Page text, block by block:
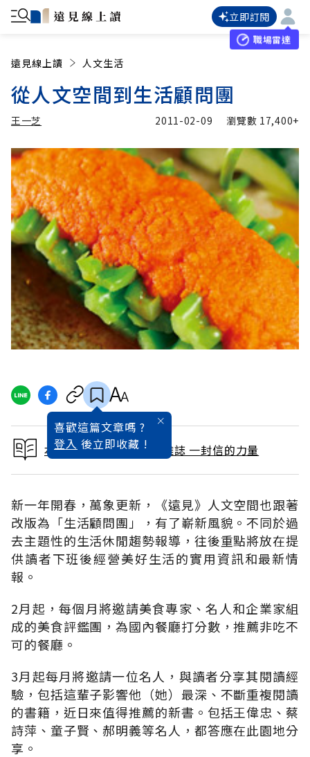
立即訂閱
職場雷達
遠見線上讀 人文生活
從人文空間到生活顧問團
王一芝
王一芝 加入追蹤
2011-02-09 瀏覽數 17,400+
喜歡這篇文章嗎 ?
登入 後立即收藏 !
本文出自 2011 / 2月號雜誌 一封信的力量
新一年開春，萬象更新，《遠見》人文空間也跟著
改版為「生活顧問團」，有了嶄新風貌。不同於過
去主題性的生活休閒趨勢報導，往後重點將放在提
供讀者下班後經營美好生活的實用資訊和最新情
報。
2月起，每個月將邀請美食專家、名人和企業家組
成的美食評鑑團，為國內餐廳打分數，推薦非吃不
可的餐廳。
3月起每月將邀請一位名人，與讀者分享其閱讀經
驗，包括這輩子影響他（她）最深、不斷重複閱讀
的書籍，近日來值得推薦的新書。包括王偉忠、蔡
詩萍、童子賢、郝明義等名人，都答應在此園地分
享。